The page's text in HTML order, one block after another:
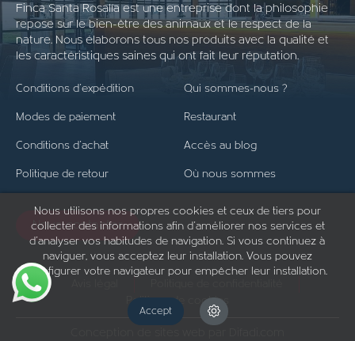
Nous utilisons nos propres cookies et ceux de tiers pour
collecter des informations afin d'améliorer nos services et
d'analyser vos habitudes de navigation. Si vous continuez à
naviguer, vous acceptez leur installation. Vous pouvez
configurer votre navigateur pour empêcher leur installation.
Accept
Finca Santa Rosalía est une entreprise dont la philosophie
repose sur le bien-être des animaux et le respect de la
nature. Nous élaborons tous nos produits avec la qualité et
les caractéristiques saines qui ont fait leur réputation.
Conditions d'expédition
Modes de paiement
Conditions d'achat
Politique de retour
Qui sommes-nous ?
Restaurant
Accès au blog
Où nous sommes
Nous contacter
Politique de cookies